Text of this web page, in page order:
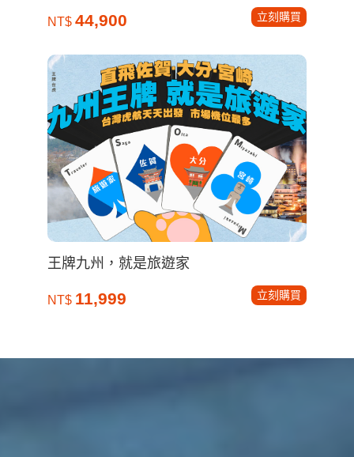
NT$ 44,900 立刻購買
王牌九州，就是旅遊家
NT$ 11,999 立刻購買